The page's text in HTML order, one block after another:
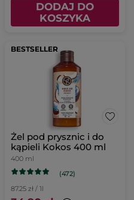
DODAJ DO
KOSZYKA
BESTSELLER
Żel pod prysznic i do
kąpieli Kokos 400 ml
400 ml
(472)
87.25 zł / 1l